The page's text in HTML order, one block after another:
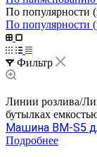
По популярности
По популярности
Фильтр
Линии розлива/
бутылках
Машина BM-S5
Подробнее